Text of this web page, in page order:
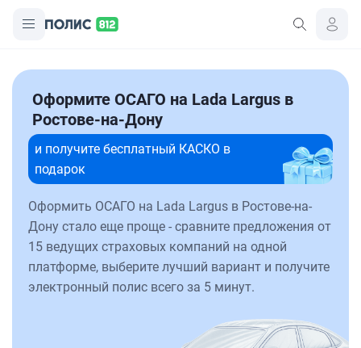
Оформите ОСАГО на Lada Largus в
Ростове-на-Дону
и получите бесплатный КАСКО в
подарок
Оформить ОСАГО на Lada Largus в Ростове-на-
Дону стало еще проще - сравните предложения от
15 ведущих страховых компаний на одной
платформе, выберите лучший вариант и получите
электронный полис всего за 5 минут.